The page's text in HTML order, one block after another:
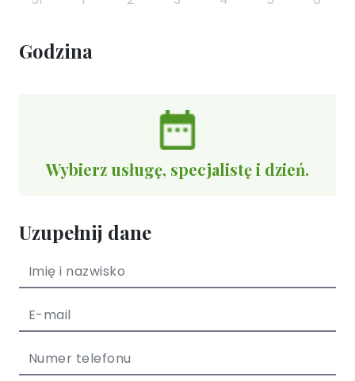
Godzina
Wybierz usługę, specjalistę i dzień.
Uzupełnij dane